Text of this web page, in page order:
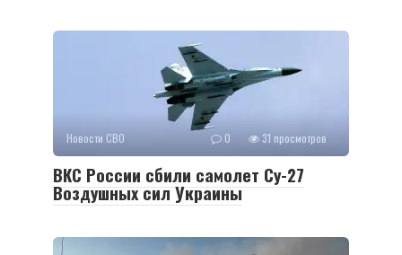
Новости СВО 0 31 просмотров
ВКС России сбили самолет Су-27
Воздушных сил Украины